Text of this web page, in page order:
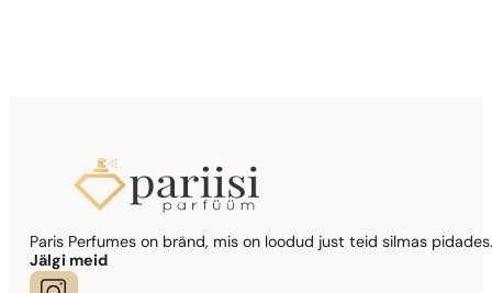
Sarnased lõhna noodid
Lady Million Prive
Paris Perfumes on bränd, mis on loodud just teid silmas
Jälgi meid